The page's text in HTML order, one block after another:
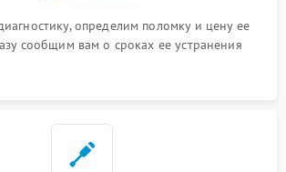
определим поломку и цену ее
сообщим вам о сроках ее устранения